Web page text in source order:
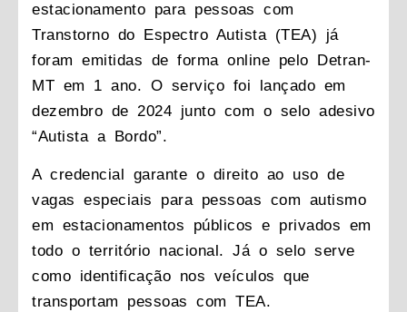
estacionamento para pessoas com
Transtorno do Espectro Autista (TEA) já
foram emitidas de forma online pelo Detran-
MT em 1 ano. O serviço foi lançado em
dezembro de 2024 junto com o selo adesivo
“Autista a Bordo”.
A credencial garante o direito ao uso de
vagas especiais para pessoas com autismo
em estacionamentos públicos e privados em
todo o território nacional. Já o selo serve
como identificação nos veículos que
transportam pessoas com TEA.